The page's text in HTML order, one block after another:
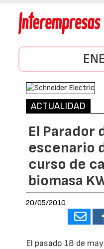
ACTUALIDAD
El Parador
escenario
curso de
biomasa
20/05/2010
El pasado 18 de